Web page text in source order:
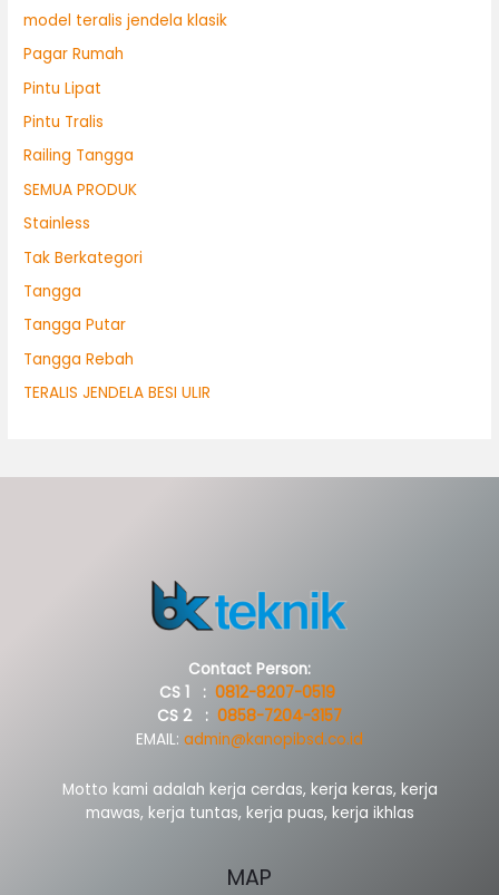
model teralis jendela klasik
Pagar Rumah
Pintu Lipat
Pintu Tralis
Railing Tangga
SEMUA PRODUK
Stainless
Tak Berkategori
Tangga
Tangga Putar
Tangga Rebah
TERALIS JENDELA BESI ULIR
Contact Person:
CS 1 : 0812-8207-0519
CS 2 : 0858-7204-3157
EMAIL: admin@kanopibsd.co.id
Motto kami adalah kerja cerdas, kerja keras, kerja
mawas, kerja tuntas, kerja puas, kerja ikhlas
MAP